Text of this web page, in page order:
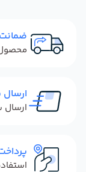
ضمانت
محصول
ارسال
ارسال